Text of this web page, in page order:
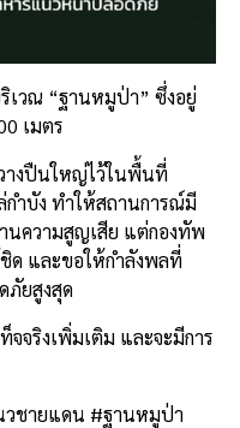
เวณ “ฐานหมูป่า” ซึ่งอยู่
เมตร
างปืนใหญ่ไว้ในพื้นที่
ำบัง ทำให้สถานการณ์มี
นความสูญเสีย แต่กองทัพ
ด และขอให้กำลังพลที่
ภัยสูงสุด
จจริงเพิ่มเติม และจะมีการ
วชายแดน #ฐานหมูป่า